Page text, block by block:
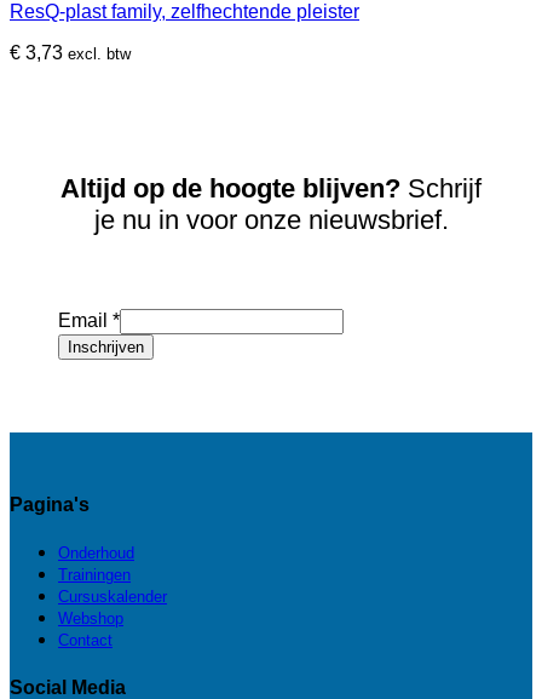
ResQ-plast family, zelfhechtende pleister
€ 3,73 excl. btw
Altijd op de hoogte blijven? Schrijf
je nu in voor onze nieuwsbrief.
Email *
Inschrijven
Pagina's
Onderhoud
Trainingen
Cursuskalender
Webshop
Contact
Social Media